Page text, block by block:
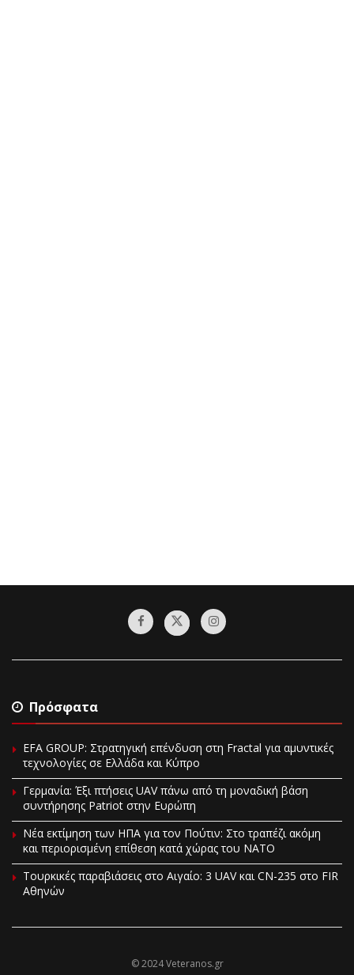
Πρόσφατα
EFA GROUP: Στρατηγική επένδυση στη Fractal για αμυντικές
τεχνολογίες σε Ελλάδα και Κύπρο
Γερμανία: Έξι πτήσεις UAV πάνω από τη μοναδική βάση
συντήρησης Patriot στην Ευρώπη
Νέα εκτίμηση των ΗΠΑ για τον Πούτιν: Στο τραπέζι ακόμη
και περιορισμένη επίθεση κατά χώρας του ΝΑΤΟ
Τουρκικές παραβιάσεις στο Αιγαίο: 3 UAV και CN-235 στο FIR
Αθηνών
© 2024 Veteranos.gr